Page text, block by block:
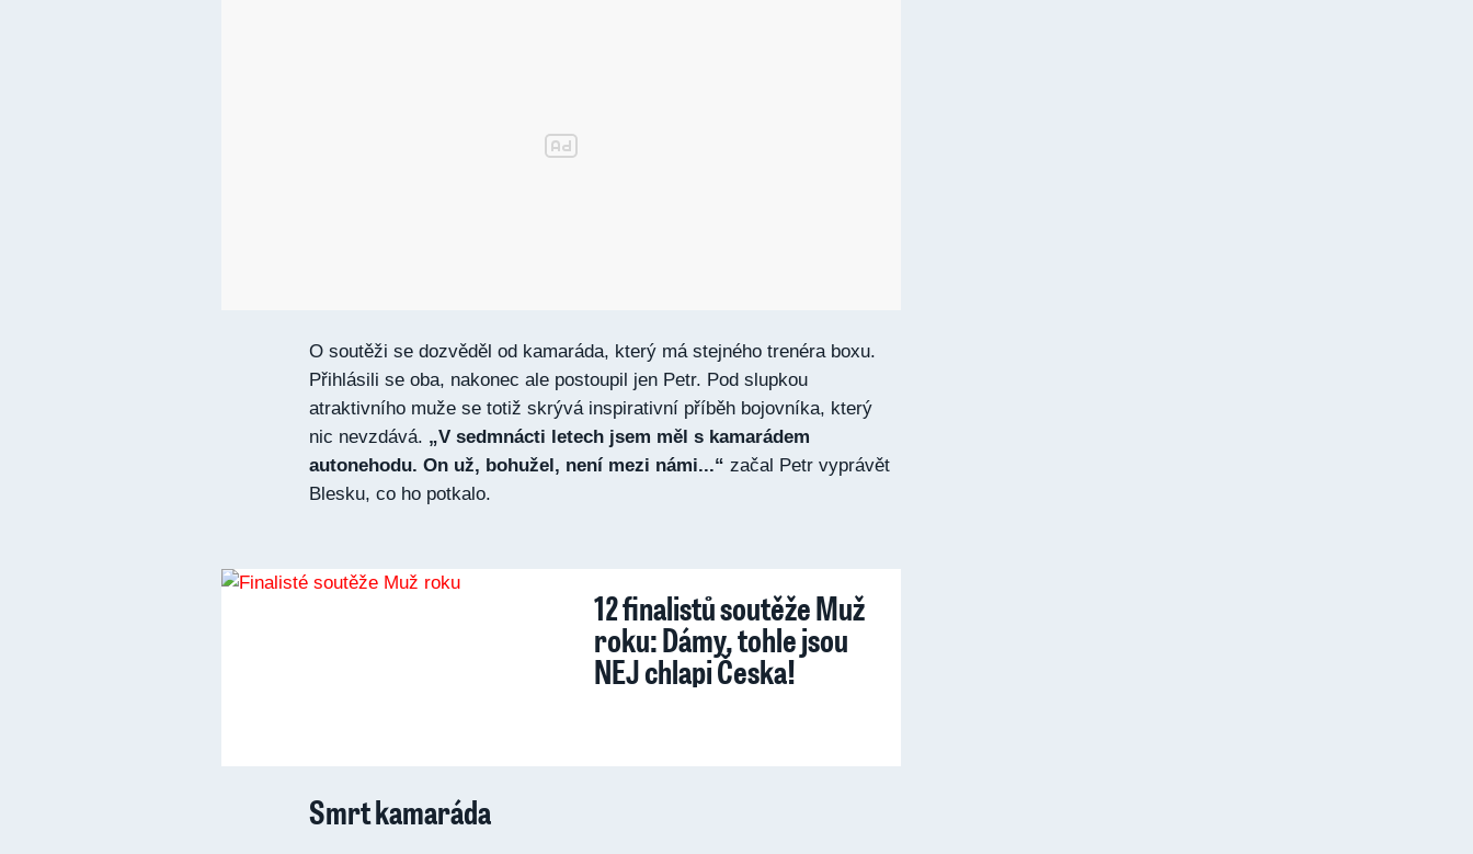
O soutěži se dozvěděl od kamaráda, který má stejného trenéra boxu.
Přihlásili se oba, nakonec ale postoupil jen Petr. Pod slupkou
atraktivního muže se totiž skrývá inspirativní příběh bojovníka, který
nic nevzdává. „V sedmnácti letech jsem měl s kamarádem
autonehodu. On už, bohužel, není mezi námi...“ začal Petr vyprávět
Blesku, co ho potkalo.
12 finalistů soutěže Muž
roku: Dámy, tohle jsou
NEJ chlapi Česka!
Smrt kamaráda